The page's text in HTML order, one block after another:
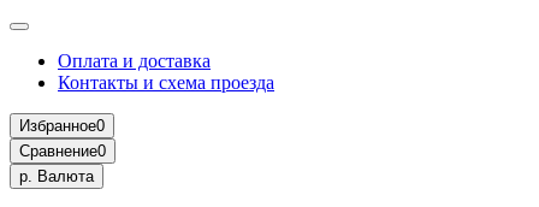
Оплата и доставка
Контакты и схема проезда
Избранное0
Сравнение0
р. Валюта